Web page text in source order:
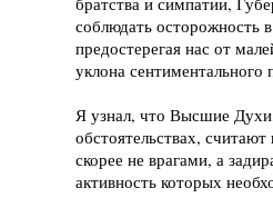
соблюдать осторожность
предостерегая нас от
уклона сентиментального
Я узнал, что Высшие
обстоятельствах,
скорее не врагами, а
активность которых